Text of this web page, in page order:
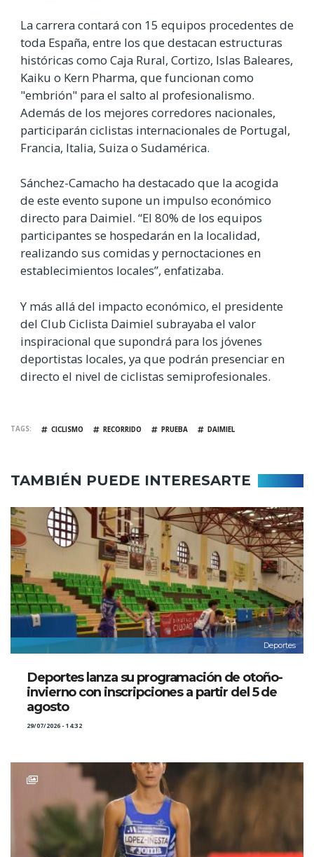
La carrera contará con 15 equipos procedentes de
toda España, entre los que destacan estructuras
históricas como Caja Rural, Cortizo, Islas Baleares,
Kaiku o Kern Pharma, que funcionan como
"embrión" para el salto al profesionalismo.
Además de los mejores corredores nacionales,
participarán ciclistas internacionales de Portugal,
Francia, Italia, Suiza o Sudamérica.
Sánchez-Camacho ha destacado que la acogida
de este evento supone un impulso económico
directo para Daimiel. “El 80% de los equipos
participantes se hospedarán en la localidad,
realizando sus comidas y pernoctaciones en
establecimientos locales”, enfatizaba.
Y más allá del impacto económico, el presidente
del Club Ciclista Daimiel subrayaba el valor
inspiracional que supondrá para los jóvenes
deportistas locales, ya que podrán presenciar en
directo el nivel de ciclistas semiprofesionales.
TAGS CICLISMO RECORRIDO PRUEBA DAIMIEL
TAMBIÉN PUEDE INTERESARTE
Deportes
Deportes lanza su programación de otoño-
invierno con inscripciones a partir del 5 de
agosto
29/07/2026 - 14:32